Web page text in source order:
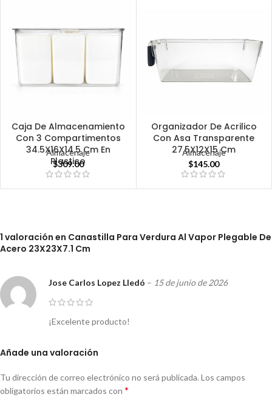
Caja De Almacenamiento
Con 3 Compartimentos
34.5X16X14.5 Cm En
Plastico
Almacenaje
$309.00
Organizador De Acrilico
Con Asa Transparente
27.5X12X15 Cm
Almacenaje
$145.00
1 valoración en Canastilla Para Verdura Al Vapor Plegable De
Acero 23X23X7.1 Cm
Jose Carlos Lopez Lledó – 15 de junio de 2026
¡Excelente producto!
Añade una valoración
Tu dirección de correo electrónico no será publicada. Los campos
obligatorios están marcados con *